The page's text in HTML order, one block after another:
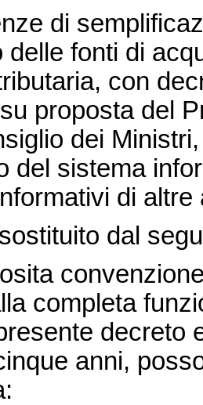
di
delle fonti di
con
proposta del
dei
del sistema
di
dal
completa
decreto
anni,